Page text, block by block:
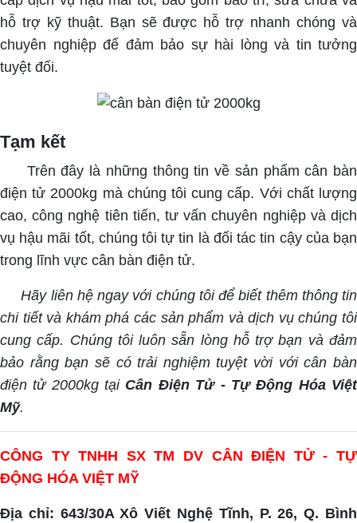
hỗ trợ kỹ thuật. Bạn sẽ được hỗ trợ nhanh chóng và
chuyên nghiệp để đảm bảo sự hài lòng và tin tưởng
tuyệt đối.
Tạm kết
Trên đây là những thông tin về sản phẩm cân bàn
điện tử 2000kg mà chúng tôi cung cấp. Với chất lượng
cao, công nghệ tiên tiến, tư vấn chuyên nghiệp và dịch
vụ hậu mãi tốt, chúng tôi tự tin là đối tác tin cậy của bạn
trong lĩnh vực cân bàn điện tử.
Hãy liên hệ ngay với chúng tôi để biết thêm thông tin
chi tiết và khám phá các sản phẩm và dịch vụ chúng tôi
cung cấp. Chúng tôi luôn sẵn lòng hỗ trợ bạn và đảm
bảo rằng bạn sẽ có trải nghiệm tuyệt vời với cân bàn
điện tử 2000kg tại Cân Điện Tử - Tự Động Hóa Việt
Mỹ.
CÔNG TY TNHH SX TM DV CÂN ĐIỆN TỬ - TỰ
ĐỘNG HÓA VIỆT MỸ
Địa chỉ: 643/30A Xô Viết Nghệ Tĩnh, P. 26, Q. Bình